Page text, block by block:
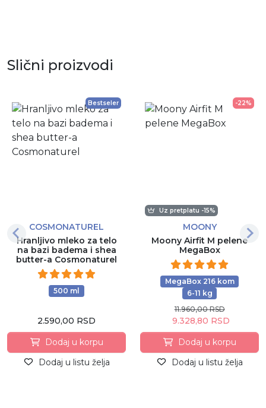
Slični proizvodi
Bestseler
COSMONATUREL
Hranljivo mleko za telo
na bazi badema i shea
butter-a Cosmonaturel
500 ml
2.590,00 RSD
Dodaj u korpu
Dodaj u listu želja
-22%
Uz pretplatu -15%
MOONY
Moony Airfit M pelene
MegaBox
MegaBox 216 kom
6-11 kg
11.960,00 RSD
9.328,80 RSD
Dodaj u korpu
Dodaj u listu želja